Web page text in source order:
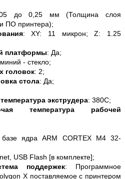
до 0,25 мм (Толщина слоя
ПО принтера);
: XY: 11 микрон; Z: 1.25
платформы: Да;
- стекло;
головок: 2;
стола: Да;
экструдера: 380C;
температура рабочей
ядра ARM CORTEX M4 32-
USB Flash [в комплекте];
поддержек: Программное
X поставляемое с принтером